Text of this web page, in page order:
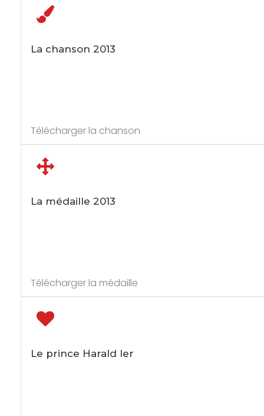
La chanson 2013
Télécharger la chanson
La médaille 2013
Télécharger la médaille
Le prince Harald Ier